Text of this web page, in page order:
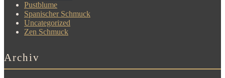
Pustblume
Spanischer Schmuck
Uncategorized
Zen Schmuck
Archiv